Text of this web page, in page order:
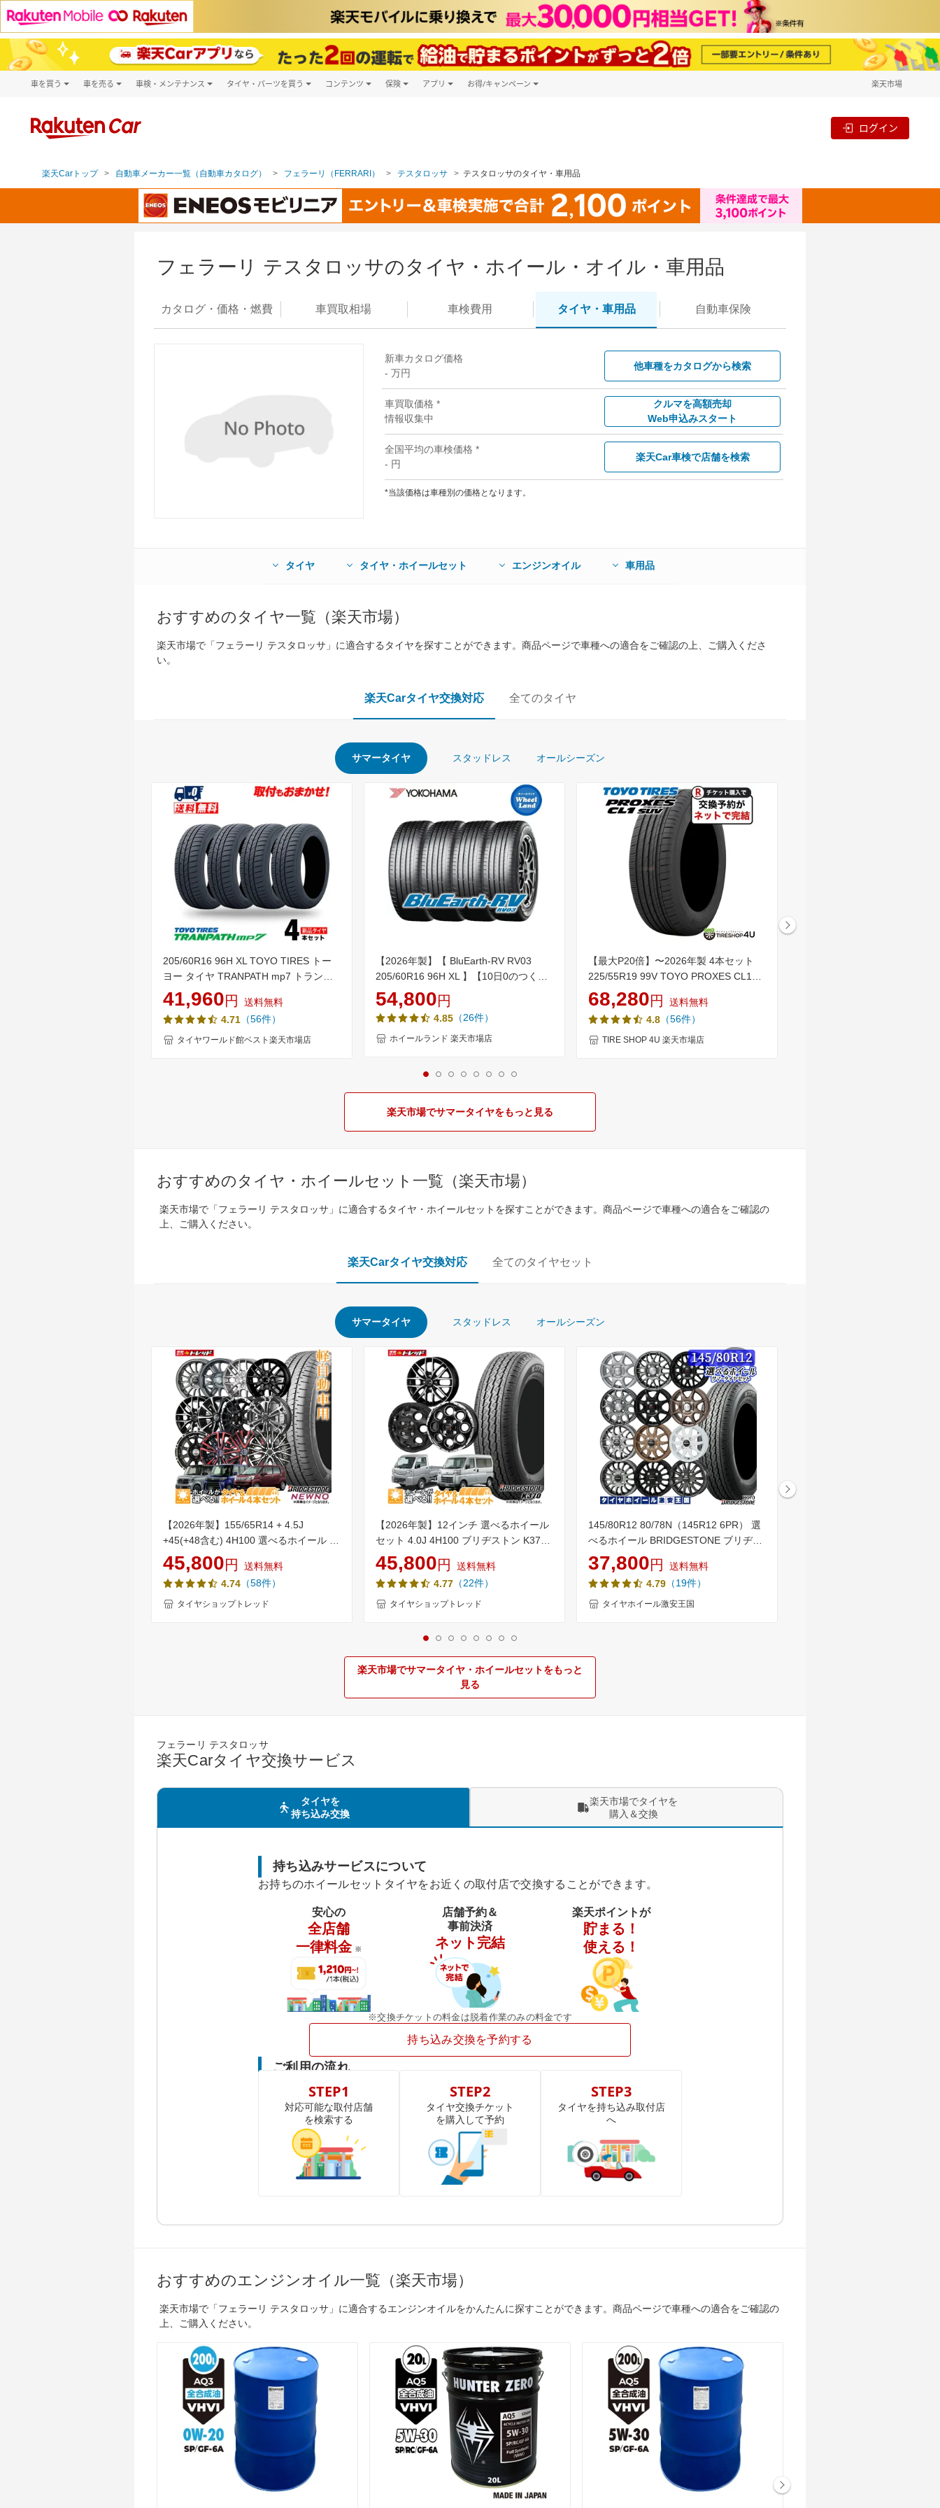
車を買う
新車
車を売る 車検・メンテナンス タイヤ・パーツを買う コンテンツ 保険 アプリ お得/キャンペーン 楽天市場
ログイン
楽天Carトップ 自動車メーカー一覧（自動車カタログ） フェラーリ（FERRARI） テスタロッサ テスタロッサのタイヤ・車用品
フェラーリ テスタロッサのタイヤ・ホイール・オイル・車用品
カタログ・価格・燃費 車買取相場 車検費用 タイヤ・ 車用品 自動車保険
新車カタログ価格
- 万円
他車種をカタログから検索
車買取価格 *
情報収集中
クルマを高額売却
Web申込みスタート
全国平均の車検価格 *
- 円
楽天Car車検で店舗を検索
*当該価格は車種別の価格となります。
タイヤ タイヤ・ホイールセット エンジンオイル 車用品
おすすめのタイヤ一覧（楽天市場）
楽天市場で「フェラーリ テスタロッサ」に適合するタイヤを探すことができます。商品ページで車種への適合をご確認の上、ご購入くださ
い。
楽天Carタイヤ交換対応 全てのタイヤ
サマータイヤ スタッドレス オールシーズン
205/60R16 96H XL TOYO TIRES トー
ヨー タイヤ TRANPATH mp7 トランパ
ス MP7 夏 サマータイヤ 単品4本セット
単品4本価格 《送料無料》【取付対象】
41,960円
送料無料
4.71 （56件）
タイヤワールド館ベスト楽天市場店
【2026年製】【 BluEarth-RV RV03
205/60R16 96H XL 】【10日0のつく日
限定クーポン!!】【タイヤ交換対象】16
インチ サマータイヤ単品4本 ヨコハマ夏
タイヤ YOKOHAMA ブルーアースRV
RV-03 205/60-16【送料無料】
54,800円
4.85 （26件）
ホイールランド 楽天市場店
【最大P20倍】〜2026年製 4本セット
225/55R19 99V TOYO PROXES CL1
SUV トーヨー プロクセス サマータイヤ
単品 4本価格 新品 225/55-19 送料無料
68,280円
送料無料
4.8 （56件）
TIRE SHOP 4U 楽天市場店
楽天市場でサマータイヤをもっと見る
おすすめのタイヤ・ホイールセット一覧（楽天市場）
楽天市場で「フェラーリ テスタロッサ」に適合するタイヤ・ホイールセットを探すことができます。商品ページで車種への適合をご確認の
上、ご購入ください。
楽天Carタイヤ交換対応 全てのタイヤセット
サマータイヤ スタッドレス オールシーズン
【2026年製】155/65R14 + 4.5J
+45(+48含む) 4H100 選べるホイール 4
本セット送料無料 低燃費 ブリヂストン
NEWNO(ニューノ) 新品 サマータイヤN-
BOX タント ワゴンR ムーブ スペーシア
等のドレスアップに軽自動車 14インチ
45,800円
送料無料
4.74 （58件）
タイヤショップトレッド
【2026年製】12インチ 選べるホイール
セット 4.0J 4H100 ブリヂストン K370
145/80R12 80/78N LT (145R12 6PR 同
等) 新品4本セット 夏タイヤ サマータイ
ヤ 軽バン 軽トラ【取付対象】
45,800円
送料無料
4.77 （22件）
タイヤショップトレッド
145/80R12 80/78N（145R12 6PR） 選
べるホイール BRIDGESTONE ブリヂス
トン K370 12インチ 3.5J〜4.0J 4H100
新品 サマータイヤホイール 4本セット
送料無料 軽自動車 軽トラ 軽バン
1458012 14512 145/80-12 145-12
37,800円
送料無料
4.79 （19件）
タイヤホイール激安王国
楽天市場でサマータイヤ・ホイールセットをもっと
見る
フェラーリ テスタロッサ
楽天Carタイヤ交換サービス
タイヤを
持ち込み交換
楽天市場でタイヤを
購入＆交換
持ち込みサービスについて
お持ちのホイールセットタイヤをお近くの取付店で交換することができます。
安心の
全店舗
一律料金 ※
店舗予約＆
事前決済
ネット完結
楽天ポイントが
貯まる！
使える！
※交換チケットの料金は脱着作業のみの料金です
持ち込み交換を予約する
ご利用の流れ
STEP1
対応可能な取付店舗
を検索する
STEP2
タイヤ交換チケット
を購入して予約
STEP3
タイヤを持ち込み取付店
へ
おすすめのエンジンオイル一覧（楽天市場）
楽天市場で「フェラーリ テスタロッサ」に適合するエンジンオイルをかんたんに探すことができます。商品ページで車種への適合をご確認の
上、ご購入ください。